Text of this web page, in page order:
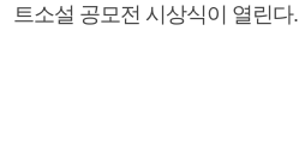
트소설 공모전 시상식이 열린다.